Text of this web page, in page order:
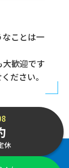
なことは一
大歓迎です
ださい。
休